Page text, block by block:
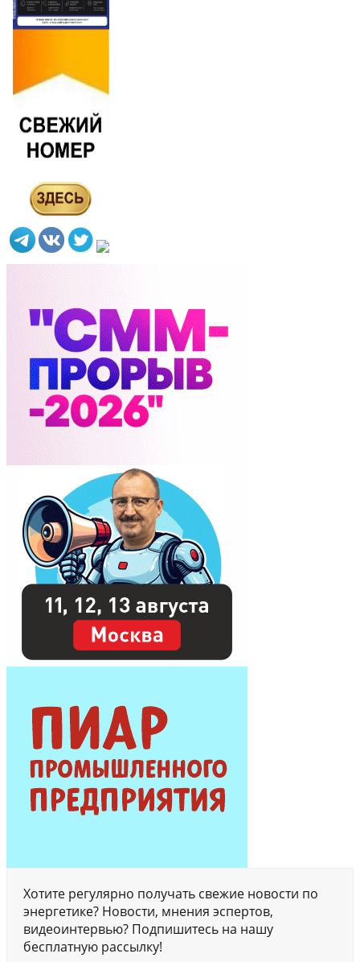
Хотите регулярно получать свежие новости по
энергетике? Новости, мнения эспертов,
видеоинтервью? Подпишитесь на нашу
бесплатную рассылку!